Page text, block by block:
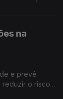
na
e prevê
reduzir o risco